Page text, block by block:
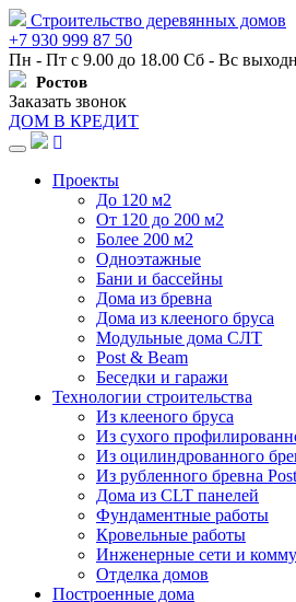
Строительство деревянных домов
+7 930 999 87 50
Пн - Пт с 9.00 до 18.00 Сб - Вс
Ростов
Заказать звонок
ДОМ В КРЕДИТ
Навигация
Проекты
До 120 м2
От 120 до 200 м2
Более 200 м2
Одноэтажные
Бани и бассейны
Дома из бревна
Дома из клееного бруса
Модульные дома СЛТ
Post & Beam
Беседки и гаражи
Технологии строительства
Из клееного бруса
Из сухого
Из оцилиндрованного
Из рубленного бревна
Дома из CLT панелей
Фундаментные работы
Кровельные работы
Инженерные сети и
Отделка домов
Построенные дома